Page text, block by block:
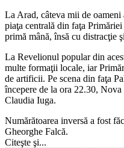
La Arad, câteva mii de
piaţa centrală din faţa
primă mână, însă cu distracţie
La Revelionul popular din
multe formaţii locale, iar
de artificii. Pe scena din faţa
începere de la ora 22.30,
Claudia Iuga.
Numărătoarea inversă a fost
Gheorghe Falcă.
Citeşte şi...